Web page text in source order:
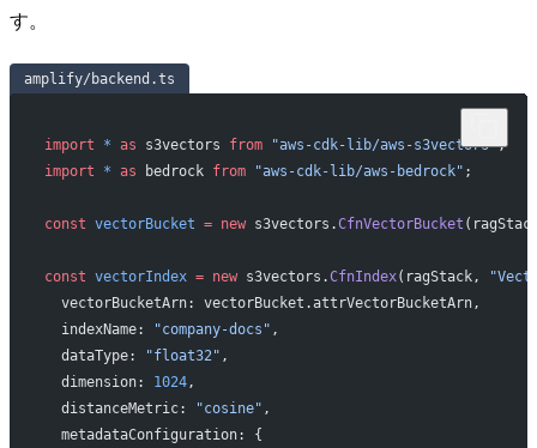
す。
amplify/backend.ts
import * as s3vectors from "aws-cdk-lib/aws-s3vectors";
import * as bedrock from "aws-cdk-lib/aws-bedrock" ;
const vectorBucket = new s3vectors.CfnVectorBucket
const vectorIndex = new s3vectors.CfnIndex(ragStack,
  vectorBucketArn: vectorBucket.attrVectorBucketArn,
  indexName:
"company-docs" ,
  dataType:
"float32" ,
  dimension:
1024,
  distanceMetric:
"cosine" ,
  metadataConfiguration: {